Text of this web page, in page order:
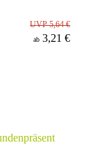
UVP 5,64 €
ab 3,21 €